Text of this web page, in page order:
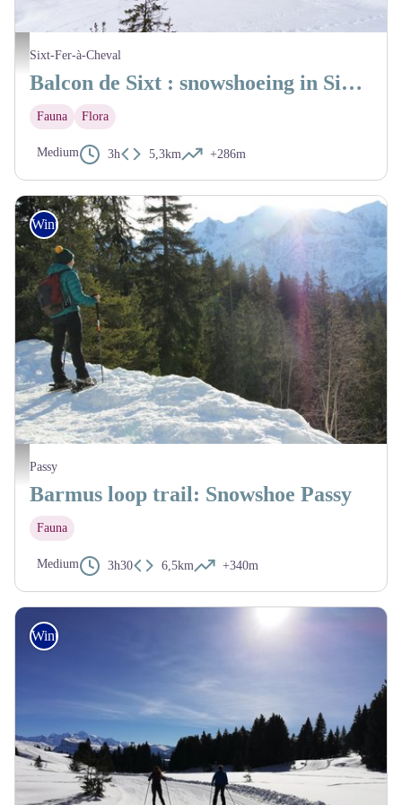
Vue de Sixt en Hiver - @julietteBuret
Sixt-Fer-à-Cheval
Balcon de Sixt : snowshoeing in Sixt-Fer-à-Cheval
Fauna Flora
Medium 3h 5,3km +286m
@JulietteBuret
Winter Hike
Passy
Barmus loop trail: Snowshoe Passy
Fauna
Medium 3h30 6,5km +340m
Winter Hike